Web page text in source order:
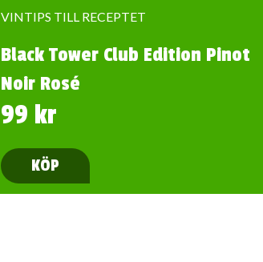
VINTIPS TILL RECEPTET
Black Tower Club Edition Pinot
Noir Rosé
99 kr
KÖP